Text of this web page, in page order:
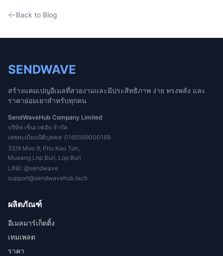
Back to Blog
SENDWAVE
สร้างแคมเปญอีเมลที่สวยงามและมีประสิทธิภาพ ง่าย ทรงพลัง และ
ราคาย่อมเยาสำหรับทุกคน
SendWaveHub Company Limited
บริษัท เซ็นเวฟฮับ จำกัด
เลขทะเบียนนิติบุคคล: 0165569000169
32/9 Moo 9, Pho Kao Ton,
Mueang Lop Buri, Lop Buri
LINE: @sendwave
support@sendwavehub.tech
ผลิตภัณฑ์
อีเมลมาร์เก็ตติ้ง
เทมเพลต
ราคา